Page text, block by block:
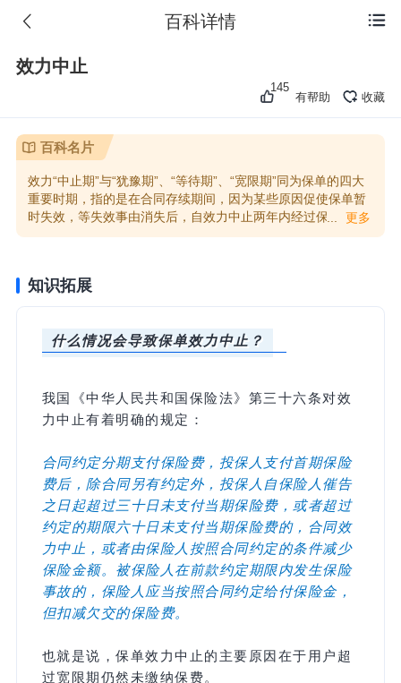
 百科详情
效力中止
145
有帮助 收藏
百科名片
效力“中止期”与“犹豫期”、“等待期”、“宽限期”同为保单的四大
重要时期，指的是在合同存续期间，因为某些原因促使保单暂
时失效，等失效事由消失后，自效力中止两年内经过保险人同
意，用户可以补缴保费，促使保险合同继续履行。需要留意的
... 更多
知识拓展
什么情况会导致保单效力中止？
我国《中华人民共和国保险法》第三十六条对效
力中止有着明确的规定：
合同约定分期支付保险费，投保人支付首期保险
费后，除合同另有约定外，投保人自保险人催告
之日起超过三十日未支付当期保险费，或者超过
约定的期限六十日未支付当期保险费的，合同效
力中止，或者由保险人按照合同约定的条件减少
保险金额。被保险人在前款约定期限内发生保险
事故的，保险人应当按照合同约定给付保险金，
但扣减欠交的保险费。
也就是说，保单效力中止的主要原因在于用户超
过宽限期仍然未缴纳保费。